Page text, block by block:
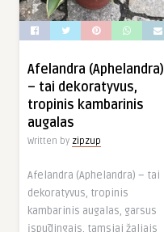
Afelandra (Aphelandra)
– tai dekoratyvus,
tropinis kambarinis
augalas
Written by zipzup
Afelandra (Aphelandra) – tai
dekoratyvus, tropinis
kambarinis augalas, garsus
įspūdingais, tamsiai žaliais